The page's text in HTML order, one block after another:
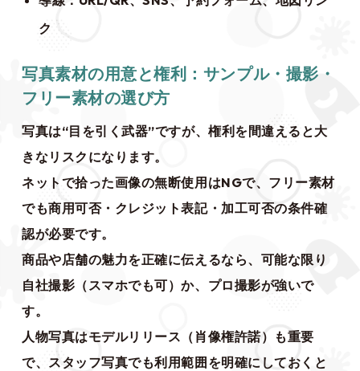
ク
写真素材の用意と権利：サンプル・撮影・
フリー素材の選び方
写真は“目を引く武器”ですが、権利を間違えると大
きなリスクになります。
ネットで拾った画像の無断使用はNGで、フリー素材
でも商用可否・クレジット表記・加工可否の条件確
認が必要です。
商品や店舗の魅力を正確に伝えるなら、可能な限り
自社撮影（スマホでも可）か、プロ撮影が強いで
す。
人物写真はモデルリリース（肖像権許諾）も重要
で、スタッフ写真でも利用範囲を明確にしておくと